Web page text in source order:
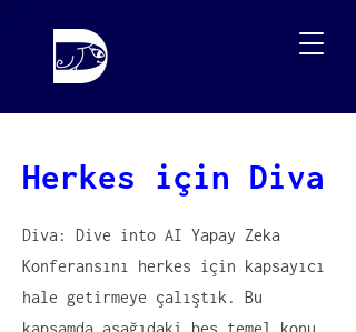
Herkes için Diva
Diva: Dive into AI Yapay Zeka
Konferansını herkes için kapsayıcı
hale getirmeye çalıştık. Bu
kapsamda aşağıdaki beş temel konu